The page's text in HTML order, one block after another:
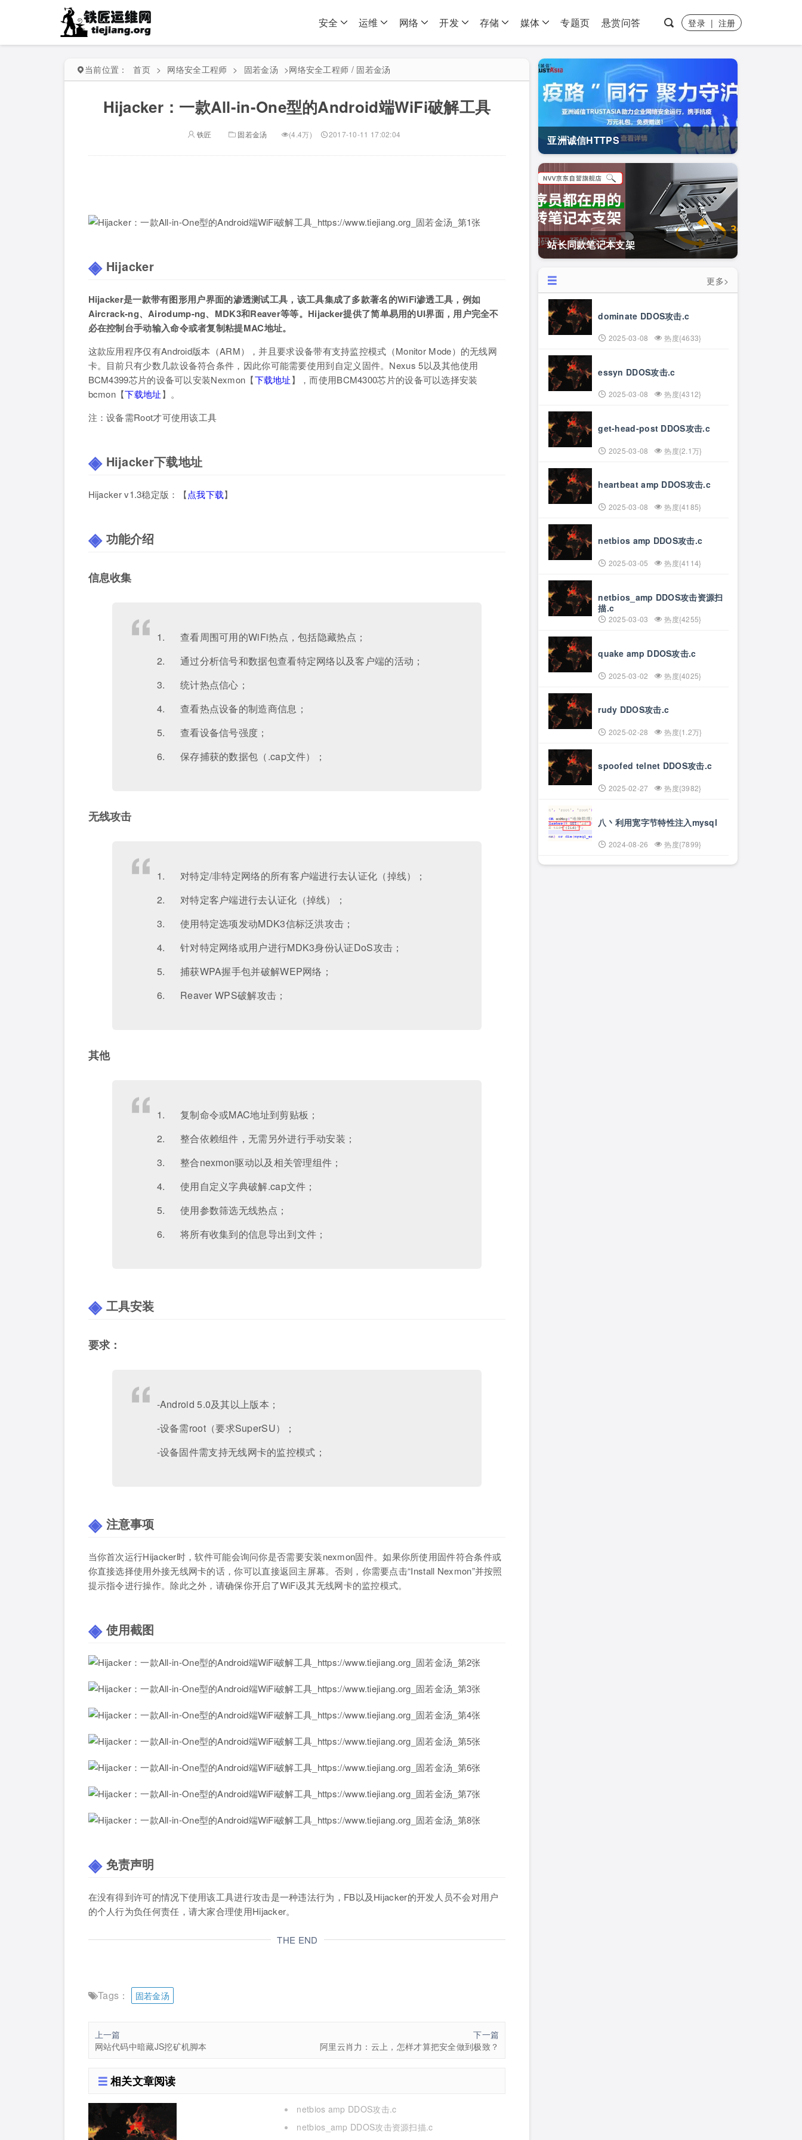
安全 运维 网络 开发 存储 媒体 专题页 悬赏问答 登录 | 注册
当前位置： 首页 > 网络安全工程师 > 固若金汤 >网络安全工程师 / 固若金汤
Hijacker：一款All-in-One型的Android端WiFi破解工具
铁匠 固若金汤 (4.4万) 2017-10-11 17:02:04
Hijacker
Hijacker是一款带有图形用户界面的渗透测试工具，该工具集成了多款著名的WiFi渗透工具，例如
Aircrack-ng、Airodump-ng、MDK3和Reaver等等。Hijacker提供了简单易用的UI界面，用户完全不
必在控制台手动输入命令或者复制粘提MAC地址。
这款应用程序仅有Android版本（ARM），并且要求设备带有支持监控模式（Monitor Mode）的无线网
卡。目前只有少数几款设备符合条件，因此你可能需要使用到自定义固件。Nexus 5以及其他使用
BCM4399芯片的设备可以安装Nexmon【下载地址】，而使用BCM4300芯片的设备可以选择安装
bcmon【下载地址】。
注：设备需Root才可使用该工具
Hijacker下载地址
Hijacker v1.3稳定版：【点我下载】
功能介绍
信息收集
1. 查看周围可用的WiFi热点，包括隐藏热点；
2. 通过分析信号和数据包查看特定网络以及客户端的活动；
3. 统计热点信心；
4. 查看热点设备的制造商信息；
5. 查看设备信号强度；
6. 保存捕获的数据包（.cap文件）；
无线攻击
1. 对特定/非特定网络的所有客户端进行去认证化（掉线）；
2. 对特定客户端进行去认证化（掉线）；
3. 使用特定选项发动MDK3信标泛洪攻击；
4. 针对特定网络或用户进行MDK3身份认证DoS攻击；
5. 捕获WPA握手包并破解WEP网络；
6. Reaver WPS破解攻击；
其他
1. 复制命令或MAC地址到剪贴板；
2. 整合依赖组件，无需另外进行手动安装；
3. 整合nexmon驱动以及相关管理组件；
4. 使用自定义字典破解.cap文件；
5. 使用参数筛选无线热点；
6. 将所有收集到的信息导出到文件；
工具安装
要求：
-Android 5.0及其以上版本；
-设备需root（要求SuperSU）；
-设备固件需支持无线网卡的监控模式；
注意事项
当你首次运行Hijacker时，软件可能会询问你是否需要安装nexmon固件。如果你所使用固件符合条件或
你直接选择使用外接无线网卡的话，你可以直接返回主屏幕。否则，你需要点击“Install Nexmon”并按照
提示指令进行操作。除此之外，请确保你开启了WiFi及其无线网卡的监控模式。
使用截图
免责声明
在没有得到许可的情况下使用该工具进行攻击是一种违法行为，FB以及Hijacker的开发人员不会对用户
的个人行为负任何责任，请大家合理使用Hijacker。
THE END
Tags： 固若金汤
上一篇
网站代码中暗藏JS挖矿机脚本
下一篇
阿里云肖力：云上，怎样才算把安全做到极致？
相关文章阅读
netbios amp DDOS攻击.c
netbios_amp DDOS攻击资源扫描.c
亚洲诚信HTTPS
站长同款笔记本支架
更多>
dominate DDOS攻击.c
2025-03-08 热度{4633}
essyn DDOS攻击.c
2025-03-08 热度{4312}
get-head-post DDOS攻击.c
2025-03-08 热度{2.1万}
heartbeat amp DDOS攻击.c
2025-03-08 热度{4185}
netbios amp DDOS攻击.c
2025-03-05 热度{4114}
netbios_amp DDOS攻击资源扫
描.c
2025-03-03 热度{4255}
quake amp DDOS攻击.c
2025-03-02 热度{4025}
rudy DDOS攻击.c
2025-02-28 热度{1.2万}
spoofed telnet DDOS攻击.c
2025-02-27 热度{3982}
八丶利用宽字节特性注入mysql
2024-08-26 热度{7899}